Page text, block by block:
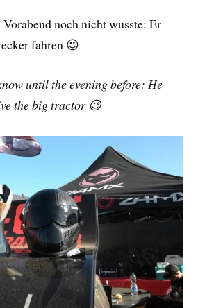
noch nicht wusste: Er
fahren 😉
until the evening before: He
the big tractor 😉